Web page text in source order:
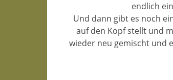
endlich
Und dann gibt es noch
auf den Kopf stellt und
wieder neu gemischt und